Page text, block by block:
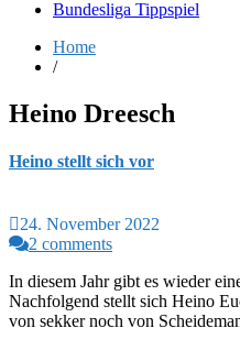
Bundesliga Tippspiel
Home
/
Heino Dreesch
Heino stellt sich vor
24. November 2022
2 comments
In diesem Jahr gibt es wieder
Nachfolgend stellt sich Heino
von sekker noch von